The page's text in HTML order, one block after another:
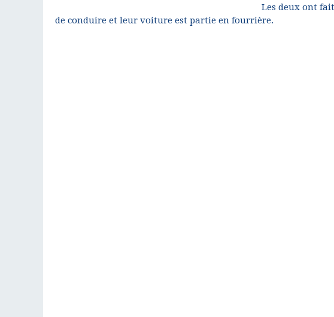
Les deux ont
de conduire et leur voiture est partie en fourrière.